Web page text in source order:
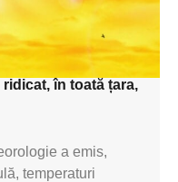
aici
în toată țara,
a emis,
temperaturi